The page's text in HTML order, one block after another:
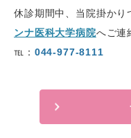
休診期間中、当院掛か
ンナ医科大学病院へご連
℡： 044-977-8111